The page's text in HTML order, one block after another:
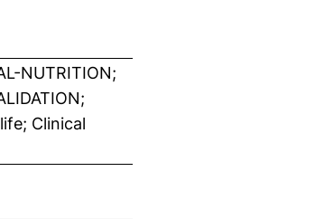
NUTRITION;
Clinical